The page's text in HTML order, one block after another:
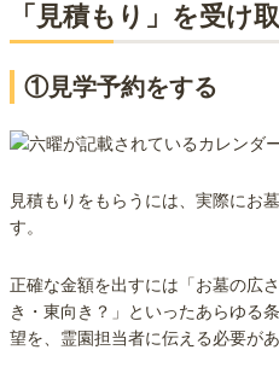
「見積もり」を受け
①見学予約をする
見積もりをもらうには、実際にお
す。
正確な金額を出すには「お墓の広
き・東向き？」といったあらゆる
望を、霊園担当者に伝える必要があ